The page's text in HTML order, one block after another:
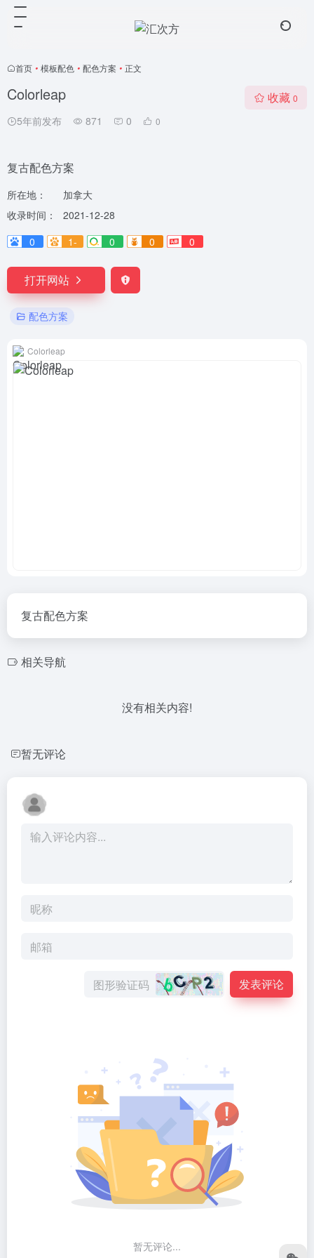
首页 • 模板配色 • 配色方案 • 正文
Colorleap
5年前发布 871 0 0
收藏 0
复古配色方案
所在地：
加拿大
收录时间：
2021-12-28
0
1- 0 0 0
打开网站
配色方案
Colorleap
复古配色方案
相关导航
没有相关内容!
暂无评论
发表评论
暂无评论...